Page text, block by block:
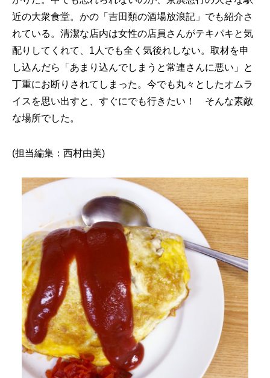
近の大衆食堂。かの「吉田類の酒場放浪記」でも紹介さ
れている。清潔な店内は女性の店員さんがテキパキと気
配りしてくれて、1人でも全く気後れしない。取材を申
し込んだら「あまり込んでしまうと常連さんに悪い」と
丁重にお断りされてしまった。今でも丸々としたオムラ
イスを思い出すと、すぐにでも行きたい！ そんな素敵
な場所でした。
(担当編集：西村由美)